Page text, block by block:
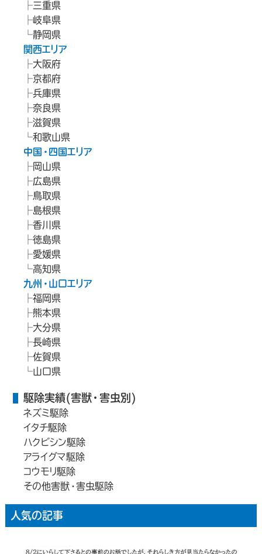
三重県
岐阜県
静岡県
関西エリア
大阪府
京都府
兵庫県
奈良県
滋賀県
和歌山県
中国・四国エリア
岡山県
広島県
鳥取県
島根県
香川県
徳島県
愛媛県
高知県
九州・山口エリア
福岡県
熊本県
大分県
長崎県
佐賀県
山口県
駆除実績(害獣・害虫別)
ネズミ駆除
イタチ駆除
ハクビシン駆除
アライグマ駆除
コウモリ駆除
その他害獣・害虫駆除
人気の記事